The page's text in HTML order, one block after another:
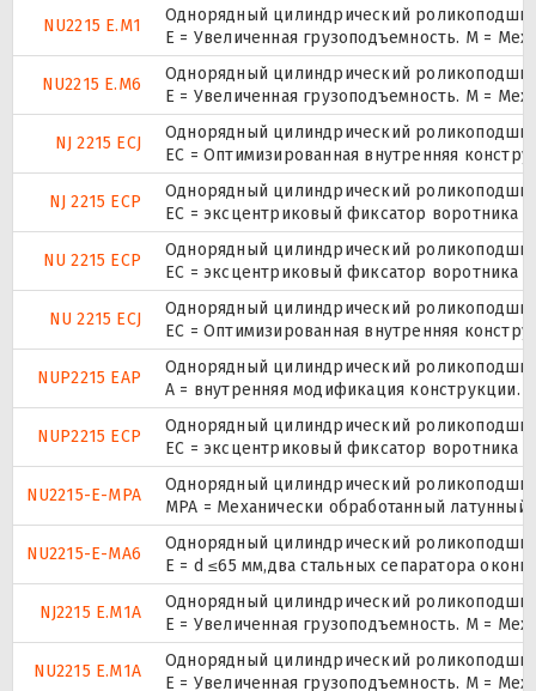
NU2215 E.M1
Однорядный цилиндрический
E = Увеличенная грузоподъемность. М =
NU2215 E.M6
Однорядный цилиндрический
E = Увеличенная грузоподъемность. М =
NJ 2215 ECJ
Однорядный цилиндрический
EC = Оптимизированная внутренняя
NJ 2215 ECP
Однорядный цилиндрический
ЕС = эксцентриковый фиксатор воротника
NU 2215 ECP
Однорядный цилиндрический
ЕС = эксцентриковый фиксатор воротника
NU 2215 ECJ
Однорядный цилиндрический
EC = Оптимизированная внутренняя
NUP2215 EAP
Однорядный цилиндрический
A = внутренняя модификация конструкции.
NUP2215 ECP
Однорядный цилиндрический
ЕС = эксцентриковый фиксатор воротника
NU2215-E-MPA
Однорядный цилиндрический
MPA = Механически обработанный латунный
NU2215-E-MA6
Однорядный цилиндрический
E = d ≤65 мм,два стальных сепаратора
NJ2215 E.M1A
Однорядный цилиндрический
E = Увеличенная грузоподъемность. М =
NU2215 E.M1A
Однорядный цилиндрический
E = Увеличенная грузоподъемность. М =